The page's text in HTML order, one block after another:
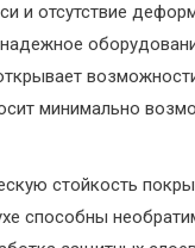
и отсутствие
минимально
стойкость
способны